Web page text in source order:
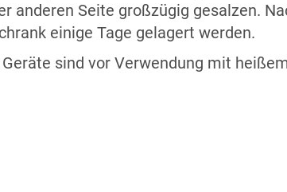
anderen Seite großzügig gesalzen.
einige Tage gelagert werden.
sind vor Verwendung mit